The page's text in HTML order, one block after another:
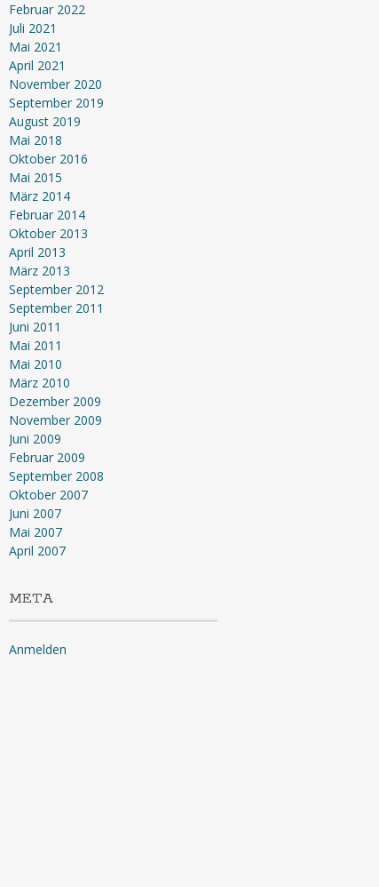
Februar 2022
Juli 2021
Mai 2021
April 2021
November 2020
September 2019
August 2019
Mai 2018
Oktober 2016
Mai 2015
März 2014
Februar 2014
Oktober 2013
April 2013
März 2013
September 2012
September 2011
Juni 2011
Mai 2011
Mai 2010
März 2010
Dezember 2009
November 2009
Juni 2009
Februar 2009
September 2008
Oktober 2007
Juni 2007
Mai 2007
April 2007
META
Anmelden